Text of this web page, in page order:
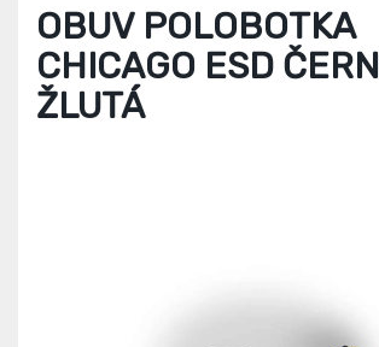
OBUV POLOBOTKA
CHICAGO ESD
ŽLUTÁ